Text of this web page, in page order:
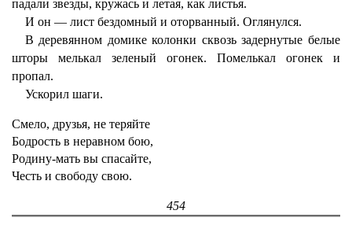
падали звезды, кружась и летая, как листья.
И он — лист бездомный и оторванный. Оглянулся.
В деревянном домике колонки сквозь задернутые белые
шторы мелькал зеленый огонек. Помелькал огонек и
пропал.
Ускорил шаги.
Смело, друзья, не теряйте
Бодрость в неравном бою,
Родину-мать вы спасайте,
Честь и свободу свою.
454